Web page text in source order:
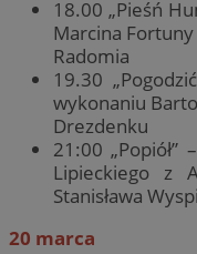
18.00 „Pieśń
Marcina
Radomia
19.30
wykonaniu
Drezdenku
21:00
Lipieckiego z
Stanisława
20 marca